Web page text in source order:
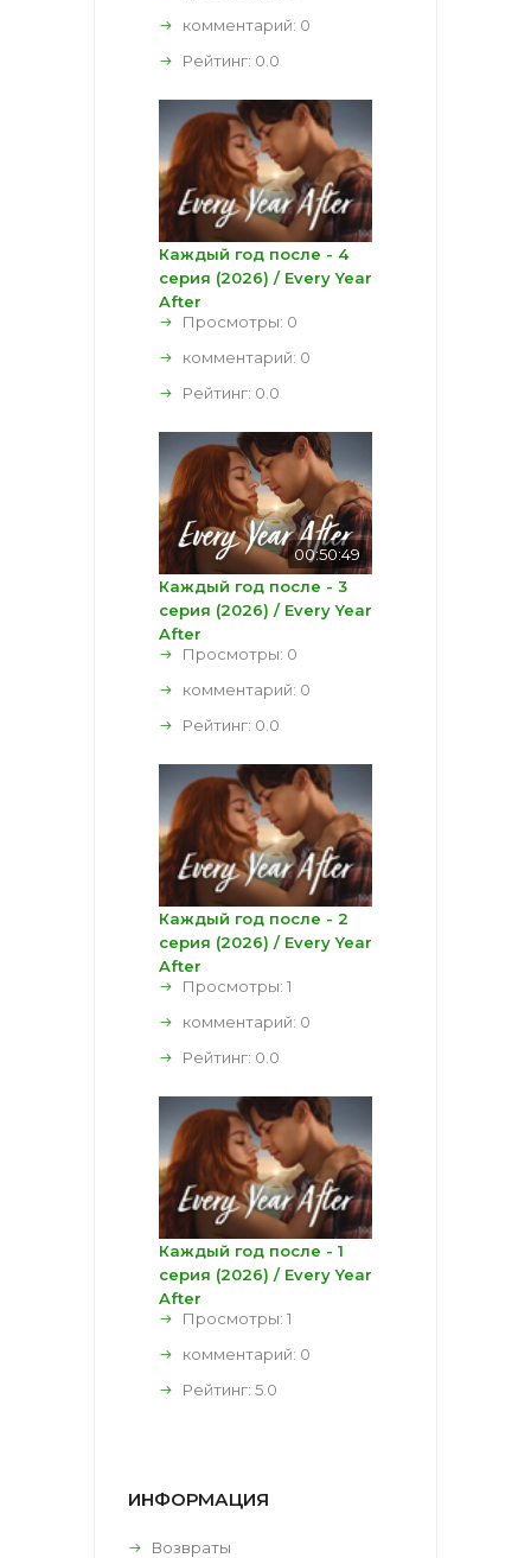
комментарий: 0
Рейтинг: 0.0
Каждый год после - 4
серия (2026) / Every Year
After
Просмотры: 0
комментарий: 0
Рейтинг: 0.0
00:50:49
Каждый год после - 3
серия (2026) / Every Year
After
Просмотры: 0
комментарий: 0
Рейтинг: 0.0
Каждый год после - 2
серия (2026) / Every Year
After
Просмотры: 1
комментарий: 0
Рейтинг: 0.0
Каждый год после - 1
серия (2026) / Every Year
After
Просмотры: 1
комментарий: 0
Рейтинг: 5.0
ИНФОРМАЦИЯ
Возвраты